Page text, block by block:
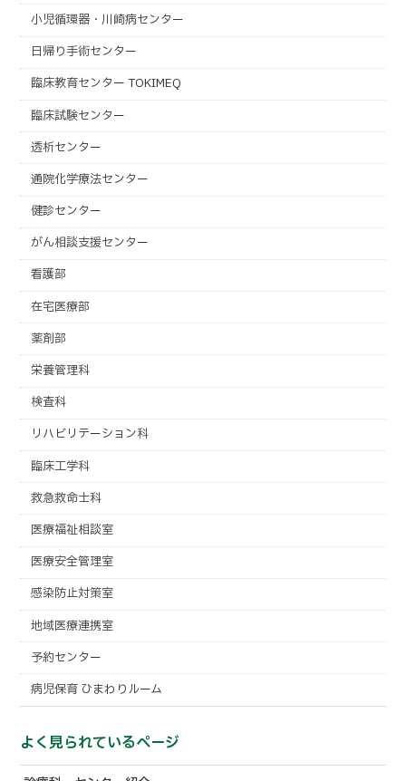
小児循環器・川崎病センター
日帰り手術センター
臨床教育センター TOKIMEQ
臨床試験センター
透析センター
通院化学療法センター
健診センター
がん相談支援センター
看護部
在宅医療部
薬剤部
栄養管理科
検査科
リハビリテーション科
臨床工学科
救急救命士科
医療福祉相談室
医療安全管理室
感染防止対策室
地域医療連携室
予約センター
病児保育 ひまわりルーム
よく見られているページ